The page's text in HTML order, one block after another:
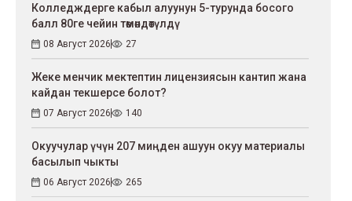
Колледждерге кабыл алуунун 5-турунда босого
балл 80ге чейин төмөндөтүлдү
08 Август 2026 27
Жеке менчик мектептин лицензиясын кантип жана
кайдан текшерсе болот?
07 Август 2026 140
Окуучулар үчүн 207 миңден ашуун окуу материалы
басылып чыкты
06 Август 2026 265